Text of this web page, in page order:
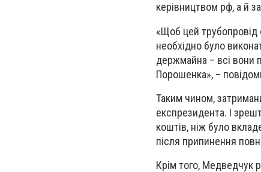
керівництвом рф, а й
«Щоб цей трубопровід
необхідно було
держмайна – всі вони
Порошенка», –
Таким чином,
експрезидента. І
коштів, ніж було
після припинення
Крім того, Медведчук